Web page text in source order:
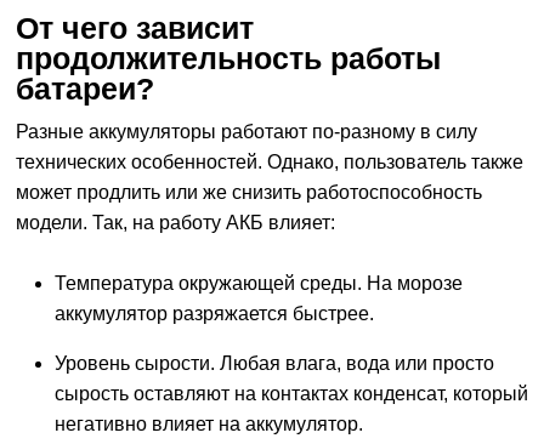
От чего зависит
продолжительность работы
батареи?
Разные аккумуляторы работают по-разному в силу
технических особенностей. Однако, пользователь также
может продлить или же снизить работоспособность
модели. Так, на работу АКБ влияет:
Температура окружающей среды. На морозе
аккумулятор разряжается быстрее.
Уровень сырости. Любая влага, вода или просто
сырость оставляют на контактах конденсат, который
негативно влияет на аккумулятор.